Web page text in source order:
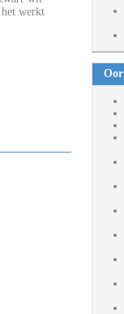
het werkt
Oor